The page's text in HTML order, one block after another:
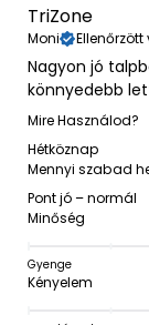
TriZone
Moni
Nagyon jó
könnyedebb
Mire Használod?
Hétköznap
Mennyi szabad
Pont jó – normál
Minőség
Gyenge
Kényelem